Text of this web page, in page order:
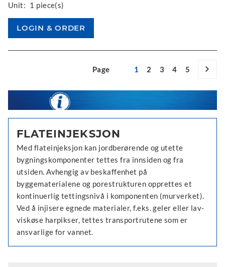
Unit: 1 piece(s)
Page 1 2 3 4 5
FLATEINJEKSJON
Med flateinjeksjon kan jordberørende og utette
bygningskomponenter tettes fra innsiden og fra
utsiden. Avhengig av beskaffenhet på
byggematerialene og porestrukturen opprettes et
kontinuerlig tettingsnivå i komponenten (murverket).
Ved å injisere egnede materialer, f.eks. geler eller lav-
viskøse harpikser, tettes transportrutene som er
ansvarlige for vannet.